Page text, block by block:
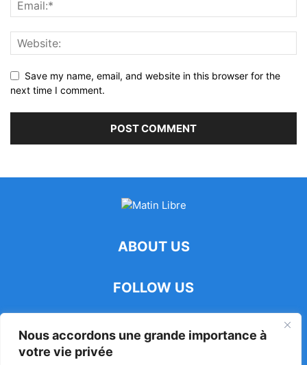
Nous accordons une grande importance à
votre vie privée
Save my name, email, and website in this browser for the
next time I comment.
ABOUT US
FOLLOW US